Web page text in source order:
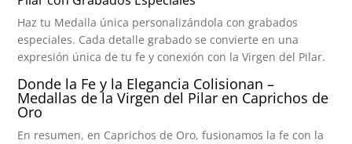
Haz tu Medalla única personalizándola con grabados
especiales. Cada detalle grabado se convierte en una
expresión única de tu fe y conexión con la Virgen del Pilar.
Donde la Fe y la Elegancia Colisionan –
Medallas de la Virgen del Pilar en Caprichos de
Oro
En resumen, en Caprichos de Oro, fusionamos la fe con la